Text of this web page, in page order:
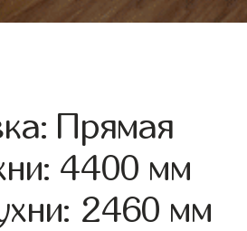
Прямая
4400 мм
2460 мм